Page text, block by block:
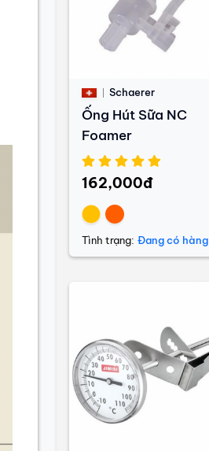
Schaerer
Ống Hút Sữa NC
Foamer
162,000đ
Tình trạng: Đang có hàng